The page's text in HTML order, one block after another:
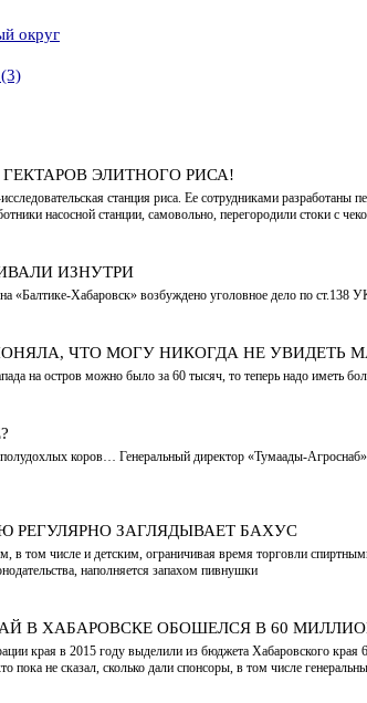
округ
ЭЛИТНОГО РИСА!
станция риса. Ее сотрудниками
насосной станции, самовольно, перегородили стоки с
ИЗНУТРИ
«Балтике-Хабаровск» возбуждено уголовное дело по
ЧТО МОГУ НИКОГДА НЕ УВИДЕТЬ
на остров можно было за 60 тысяч, то теперь надо иметь
коров… Генеральный директор «Тумаады-
ЗАГЛЯДЫВАЕТ БАХУС
в том числе и детским, ограничивая время торговли
наполняется запахом пивнушки
В ХАБАРОВСКЕ ОБОШЕЛСЯ В 60
края в 2015 году выделили из бюджета Хабаровского
пока не сказал, сколько дали спонсоры, в том числе